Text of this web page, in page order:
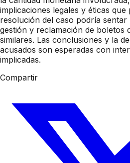
implicaciones legales y éticas que
resolución del caso podría
gestión y reclamación de boletos
similares. Las conclusiones y la
acusados son esperadas con
implicadas.
Compartir